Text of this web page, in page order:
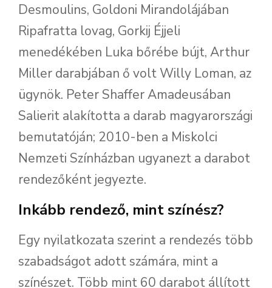
Desmoulins, Goldoni Mirandolájában
Ripafratta lovag, Gorkij Éjjeli
menedékében Luka bőrébe bújt, Arthur
Miller darabjában ő volt Willy Loman, az
ügynök. Peter Shaffer Amadeusában
Salierit alakította a darab magyarországi
bemutatóján; 2010-ben a Miskolci
Nemzeti Színházban ugyanezt a darabot
rendezőként jegyezte.
Inkább rendező, mint színész?
Egy nyilatkozata szerint a rendezés több
szabadságot adott számára, mint a
színészet. Több mint 60 darabot állított